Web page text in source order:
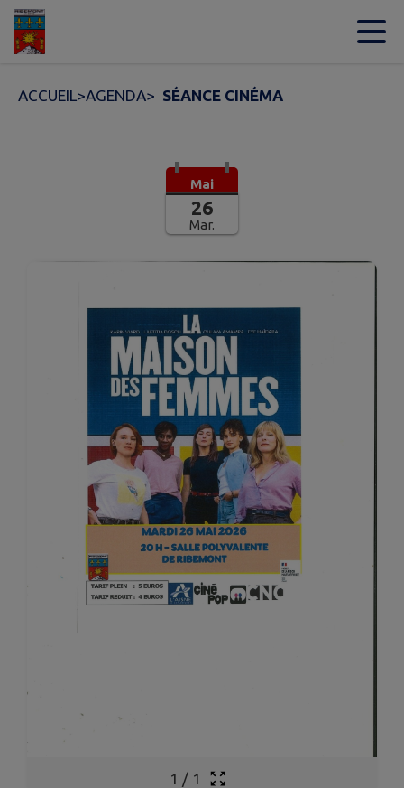
Contenu
ACCUEIL>AGENDA> SÉANCE CINÉMA
Mai
26
Mar.
1 / 1